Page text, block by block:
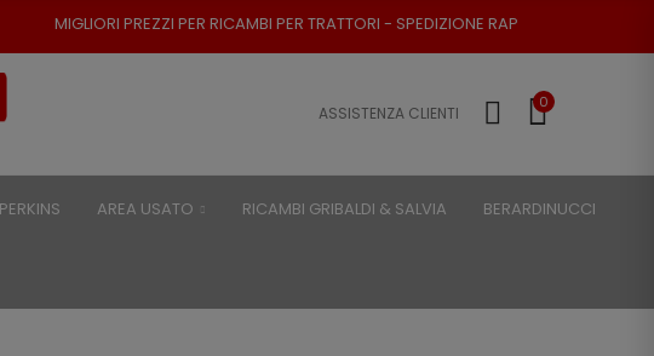
PER RICAMBI PER TRATTORI - SPEDIZIONE RAPIDA - RESO POSSIBILE
ASSISTENZA CLIENTI
0
AREA USATO RICAMBI GRIBALDI & SALVIA BERARDINUCCI